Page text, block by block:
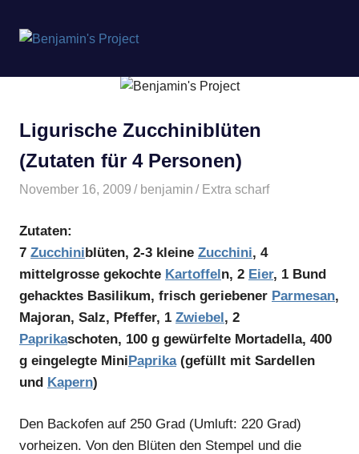
springen
Project
Ligurische Zucchiniblüten
(Zutaten für 4 Personen)
November 16, 2009 benjamin Extra scharf
Zutaten:
7 Zucchiniblüten, 2-3 kleine Zucchini, 4
mittelgrosse gekochte Kartoffeln, 2 Eier, 1 Bund
gehacktes Basilikum, frisch geriebener Parmesan,
Majoran, Salz, Pfeffer, 1 Zwiebel, 2
Paprikaschoten, 100 g gewürfelte Mortadella, 400
g eingelegte MiniPaprika(gefüllt mit Sardellen
und Kapern)
Den Backofen auf 250 Grad (Umluft: 220 Grad)
vorheizen. Von den Blüten den Stempel und die